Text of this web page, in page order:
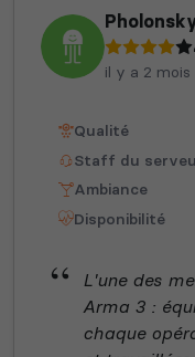
il y a 2 mois
Qualité
Staff du
Ambiance
Disponibilité
L'une des
Arma 3 :
chaque